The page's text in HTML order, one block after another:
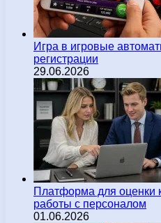
Игра в игровые
регистрации
29.06.2026
Платформа для оценки
работы с персоналом
01.06.2026